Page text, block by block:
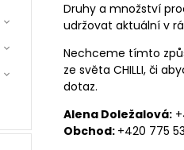
Druhy a množství
udržovat aktuální v
Nechceme tímto
ze světa CHILLI, či
dotaz.
Alena Doležalová:
Obchod: +420 775